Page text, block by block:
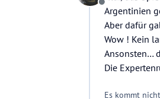
Offline
Argentinien
Aber dafür
Wow ! Kein
Ansonsten…
Die
Es kommt